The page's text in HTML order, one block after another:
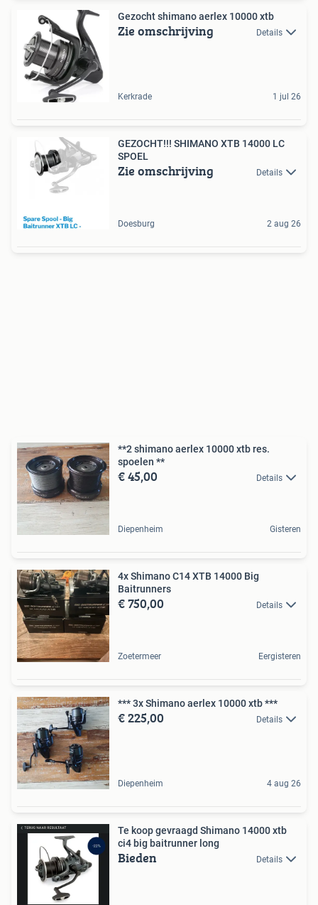
Gezocht shimano aerlex 10000 xtb
Zie omschrijving Details
Kerkrade 1 jul 26
GEZOCHT!!! SHIMANO XTB 14000 LC
SPOEL
Zie omschrijving Details
Doesburg 2 aug 26
**2 shimano aerlex 10000 xtb res.
spoelen **
€ 45,00 Details
Diepenheim Gisteren
4x Shimano C14 XTB 14000 Big
Baitrunners
€ 750,00 Details
Zoetermeer Eergisteren
*** 3x Shimano aerlex 10000 xtb ***
€ 225,00 Details
Diepenheim 4 aug 26
Te koop gevraagd Shimano 14000 xtb
ci4 big baitrunner long
Bieden Details